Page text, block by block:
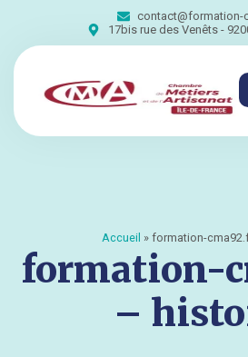
contact@formation-
17bis rue des Venêts -
Accueil » formation-
formation-
–